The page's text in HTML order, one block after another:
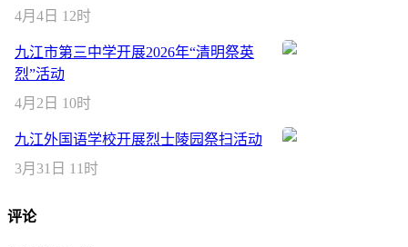
4月4日 12时
九江市第三中学开展2026年“清明祭英
烈”活动
4月2日 10时
九江外国语学校开展烈士陵园祭扫活动
3月31日 11时
评论